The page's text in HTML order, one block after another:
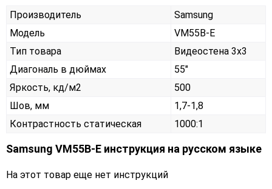
Производитель
Samsung
Модель
VM55B-E
Тип товара
Видеостена 3х3
Диагональ в дюймах
55"
Яркость, кд/м2
500
Шов, мм
1,7-1,8
Контрастность статическая
1000:1
Samsung VM55B-E инструкция на русском языке
На этот товар еще нет инструкций